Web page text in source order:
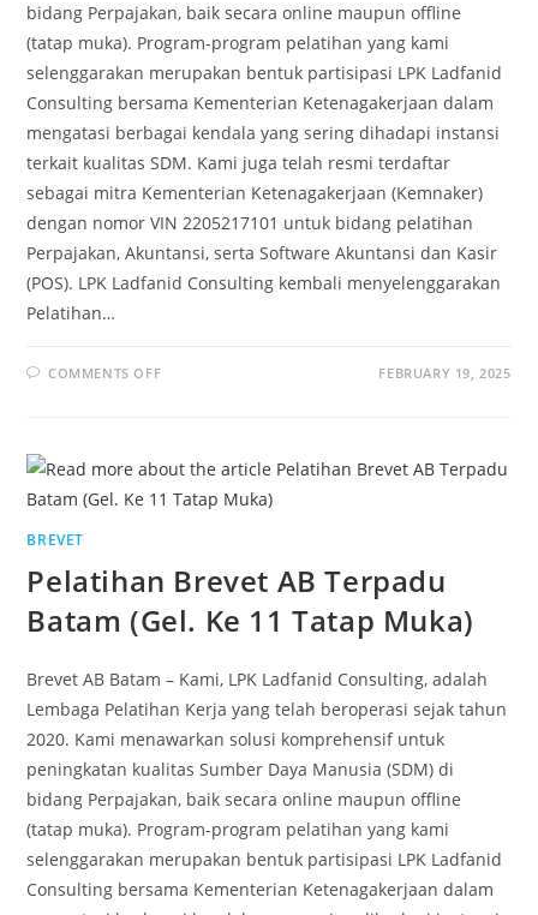
bidang Perpajakan, baik secara online maupun offline
(tatap muka). Program-program pelatihan yang kami
selenggarakan merupakan bentuk partisipasi LPK Ladfanid
Consulting bersama Kementerian Ketenagakerjaan dalam
mengatasi berbagai kendala yang sering dihadapi instansi
terkait kualitas SDM. Kami juga telah resmi terdaftar
sebagai mitra Kementerian Ketenagakerjaan (Kemnaker)
dengan nomor VIN 2205217101 untuk bidang pelatihan
Perpajakan, Akuntansi, serta Software Akuntansi dan Kasir
(POS). LPK Ladfanid Consulting kembali menyelenggarakan
Pelatihan…
COMMENTS OFF FEBRUARY 19, 2025
BREVET
Pelatihan Brevet AB Terpadu
Batam (Gel. Ke 11 Tatap Muka)
Brevet AB Batam – Kami, LPK Ladfanid Consulting, adalah
Lembaga Pelatihan Kerja yang telah beroperasi sejak tahun
2020. Kami menawarkan solusi komprehensif untuk
peningkatan kualitas Sumber Daya Manusia (SDM) di
bidang Perpajakan, baik secara online maupun offline
(tatap muka). Program-program pelatihan yang kami
selenggarakan merupakan bentuk partisipasi LPK Ladfanid
Consulting bersama Kementerian Ketenagakerjaan dalam